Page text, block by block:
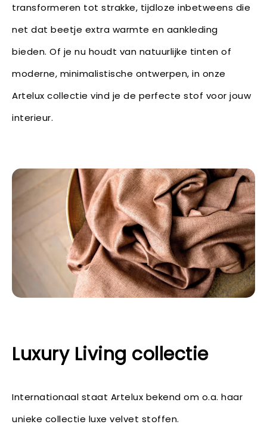
transformeren tot strakke, tijdloze inbetweens die
net dat beetje extra warmte en aankleding
bieden. Of je nu houdt van natuurlijke tinten of
moderne, minimalistische ontwerpen, in onze
Artelux collectie vind je de perfecte stof voor jouw
interieur.
Luxury Living collectie
Internationaal staat Artelux bekend om o.a. haar
unieke collectie luxe velvet stoffen.